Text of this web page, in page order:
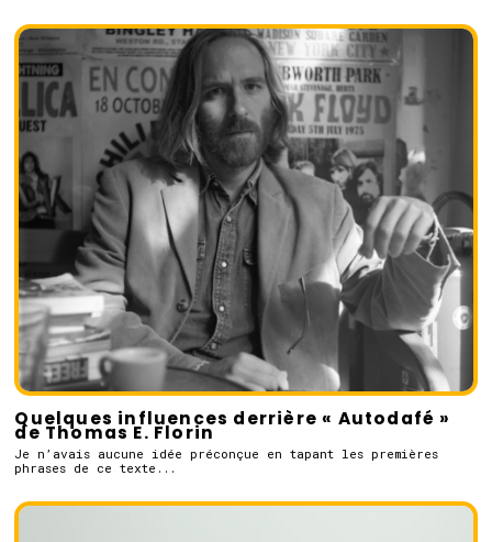
Quelques influences derrière « Autodafé »
de Thomas E. Florin
Je n’avais aucune idée préconçue en tapant les premières
phrases de ce texte...